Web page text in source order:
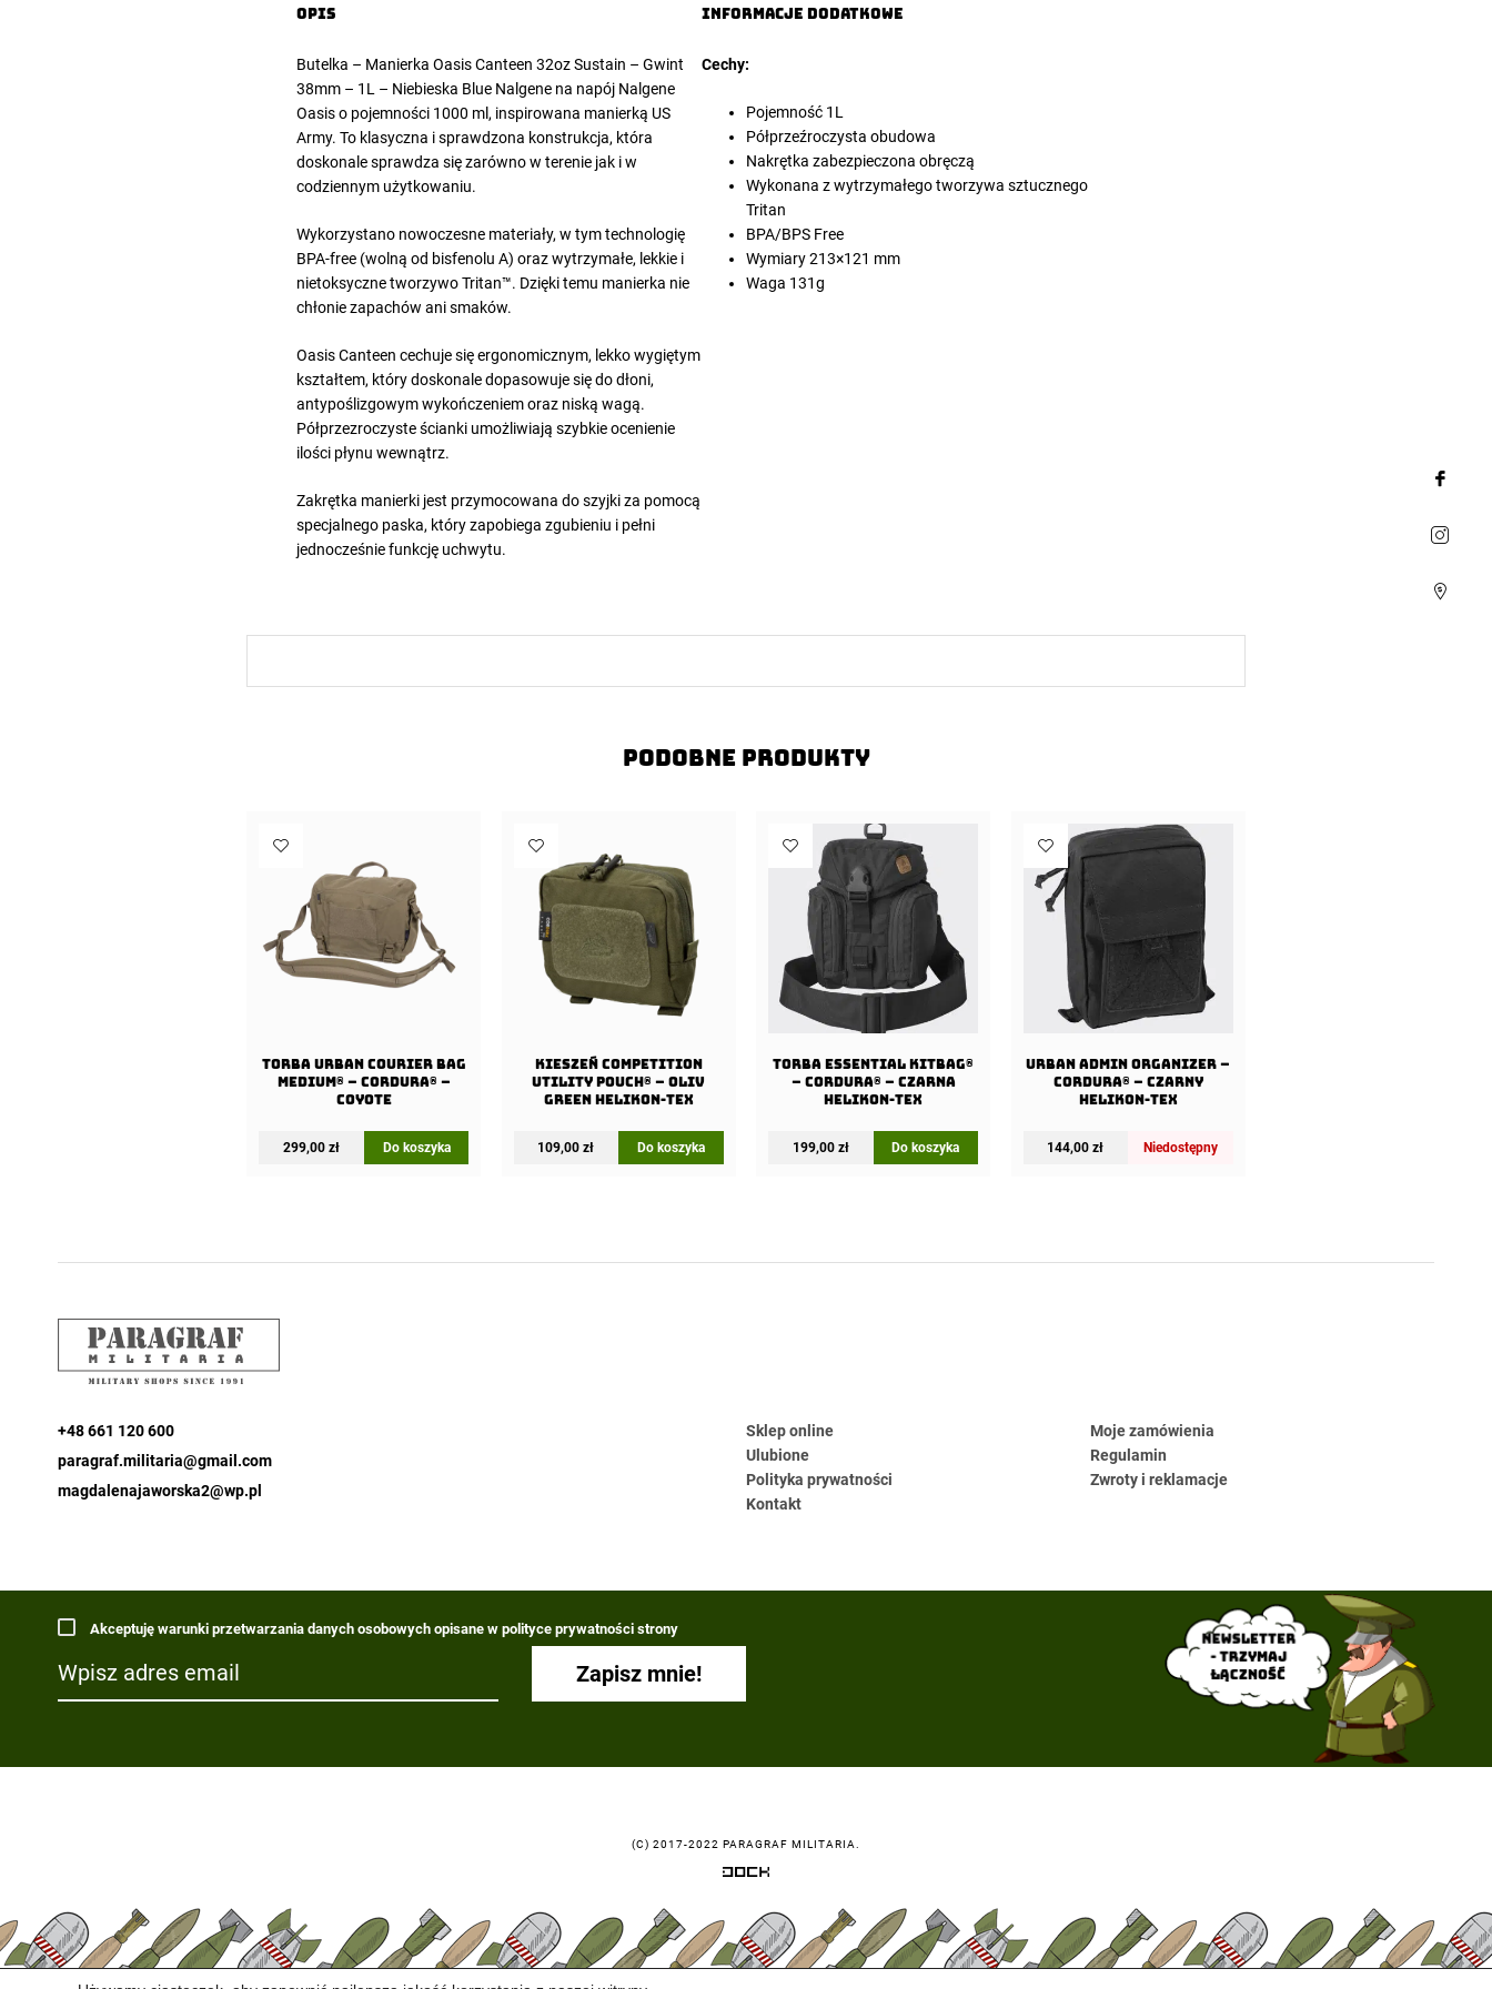
Opis
Butelka – Manierka Oasis Canteen 32oz Sustain – Gwint
38mm – 1L – Niebieska Blue Nalgene na napój Nalgene
Oasis o pojemności 1000 ml, inspirowana manierką US
Army. To klasyczna i sprawdzona konstrukcja, która
doskonale sprawdza się zarówno w terenie jak i w
codziennym użytkowaniu.
Wykorzystano nowoczesne materiały, w tym technologię
BPA-free (wolną od bisfenolu A) oraz wytrzymałe, lekkie i
nietoksyczne tworzywo Tritan™. Dzięki temu manierka nie
chłonie zapachów ani smaków.
Oasis Canteen cechuje się ergonomicznym, lekko wygiętym
kształtem, który doskonale dopasowuje się do dłoni,
antypoślizgowym wykończeniem oraz niską wagą.
Półprzezroczyste ścianki umożliwiają szybkie ocenienie
ilości płynu wewnątrz.
Zakrętka manierki jest przymocowana do szyjki za pomocą
specjalnego paska, który zapobiega zgubieniu i pełni
jednocześnie funkcję uchwytu.
Informacje dodatkowe
Cechy:
Pojemność 1L
Półprzeźroczysta obudowa
Nakrętka zabezpieczona obręczą
Wykonana z wytrzymałego tworzywa sztucznego
Tritan
BPA/BPS Free
Wymiary 213×121 mm
Waga 131g
Podobne produkty
Torba URBAN COURIER BAG
Medium® – Cordura® –
Coyote
299,00 zł Do koszyka
Kieszeń COMPETITION
Utility Pouch® – Oliv
Green Helikon-Tex
109,00zł Do koszyka
Torba ESSENTIAL KITBAG®
– Cordura® – Czarna
Helikon-Tex
199,00 zł Do koszyka
URBAN ADMIN Organizer –
Cordura® – Czarny
Helikon-Tex
144,00zł Niedostępny
+48 661 120 600
paragraf.militaria@gmail.com
magdalenajaworska2@wp.pl
Sklep online
Moje zamówienia
Ulubione
Regulamin
Polityka prywatności
Zwroty i reklamacje
Kontakt
Akceptuję warunki przetwarzania danych osobowych opisane w polityce prywatności strony
Newsletter
- trzymaj
łączność
(C) 2017-2022 PARAGRAF MILITARIA.